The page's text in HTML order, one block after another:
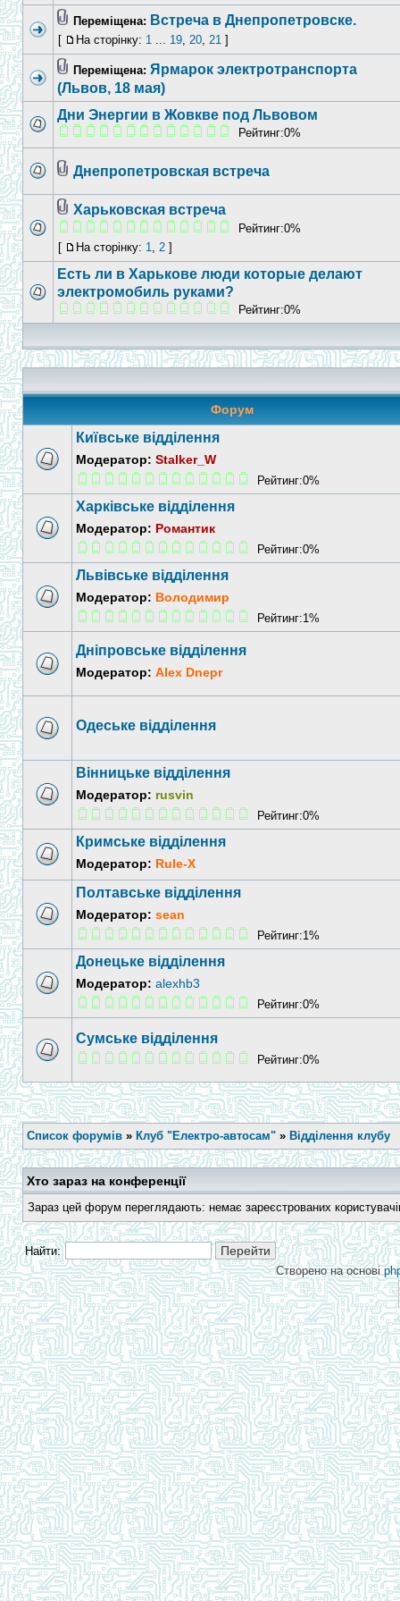
Переміщена: Встреча в Днепропетровске.
[ На сторінку: 1 ... 19, 20, 21 ]
Переміщена: Ярмарок электротранспорта
(Львов, 18 мая)
Дни Энергии в Жовкве под Львовом
Рейтинг:0%
Днепропетровская встреча
Харьковская встреча
Рейтинг:0%
[
На сторінку: 1, 2 ]
Есть ли в Харькове люди которые делают
электромобиль руками?
Рейтинг:0%
Форум
Київське відділення
Модератор: Stalker_W
Рейтинг:0%
Харківське відділення
Модератор: Романтик
Рейтинг:0%
Львівське відділення
Модератор: Володимир
Рейтинг:1%
Дніпровське відділення
Модератор: Alex Dnepr
Одеське відділення
Вінницьке відділення
Модератор: rusvin
Рейтинг:0%
Кримське відділення
Модератор: Rule-X
Полтавське відділення
Модератор: sean
Рейтинг:1%
Донецьке відділення
Модератор: alexhb3
Рейтинг:0%
Сумське відділення
Рейтинг:0%
Список форумів » Клуб "Електро-автосам" » Відділення клубу
Хто зараз на конференції
Зараз цей форум переглядають: немає зареєстрованих
Найти:
Створено на основі